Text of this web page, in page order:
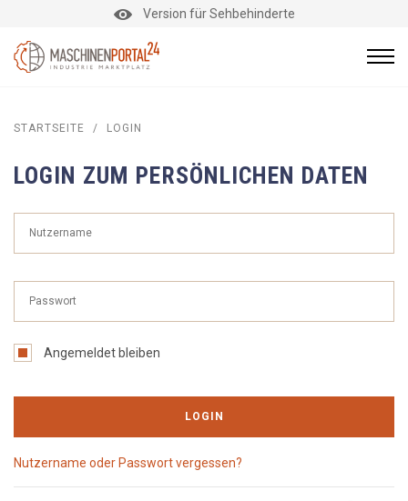
Version für Sehbehinderte
STARTSEITE / LOGIN
LOGIN ZUM PERSÖNLICHEN DATEN
Angemeldet bleiben
LOGIN
Nutzername oder Passwort vergessen?